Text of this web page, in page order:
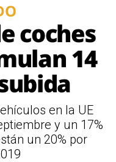
coches
14
en la UE
y un 17%
un 20% por